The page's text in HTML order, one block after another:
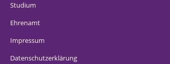
Studium
Ehrenamt
Impressum
Datenschutzerklärung